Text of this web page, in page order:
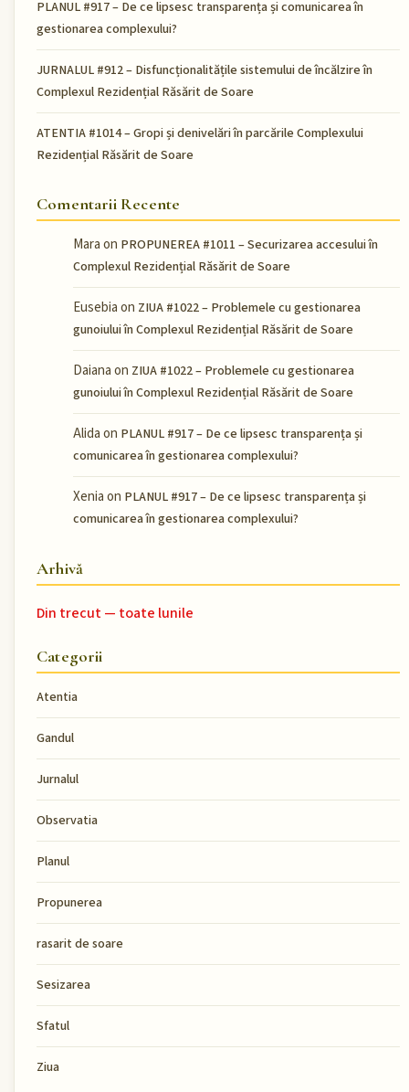
PLANUL #917 – De ce lipsesc transparența și comunicarea în
gestionarea complexului?
JURNALUL #912 – Disfuncționalitățile sistemului de încălzire în
Complexul Rezidențial Răsărit de Soare
ATENTIA #1014 – Gropi și denivelări în parcările Complexului
Rezidențial Răsărit de Soare
Comentarii Recente
Maraon PROPUNEREA #1011 – Securizarea accesului în
Complexul Rezidențial Răsărit de Soare
Eusebiaon ZIUA #1022 – Problemele cu gestionarea
gunoiului în Complexul Rezidențial Răsărit de Soare
Daianaon ZIUA #1022 – Problemele cu gestionarea
gunoiului în Complexul Rezidențial Răsărit de Soare
Alidaon PLANUL #917 – De ce lipsesc transparența și
comunicarea în gestionarea complexului?
Xeniaon PLANUL #917 – De ce lipsesc transparența și
comunicarea în gestionarea complexului?
Arhivă
Din trecut — toate lunile
Categorii
Atentia
Gandul
Jurnalul
Observatia
Planul
Propunerea
rasarit de soare
Sesizarea
Sfatul
Ziua